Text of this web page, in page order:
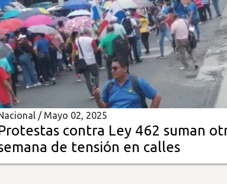
/ Mayo 02, 2025
contra Ley 462 suman
de tensión en calles